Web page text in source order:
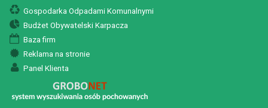
Gospodarka Odpadami Komunalnymi
Budżet Obywatelski Karpacza
Baza firm
Reklama na stronie
Panel Klienta